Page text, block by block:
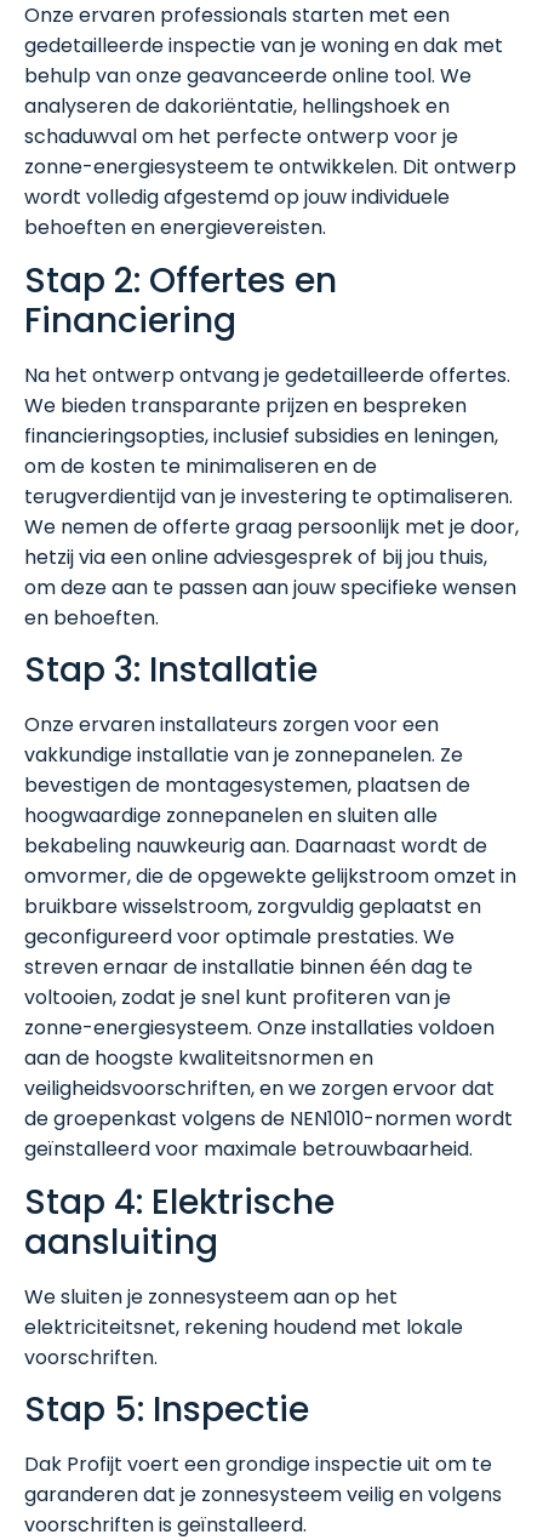
Onze ervaren professionals starten met een
gedetailleerde inspectie van je woning en dak met
behulp van onze geavanceerde online tool. We
analyseren de dakoriëntatie, hellingshoek en
schaduwval om het perfecte ontwerp voor je
zonne-energiesysteem te ontwikkelen. Dit ontwerp
wordt volledig afgestemd op jouw individuele
behoeften en energievereisten.
Stap 2: Offertes en
Financiering
Na het ontwerp ontvang je gedetailleerde offertes.
We bieden transparante prijzen en bespreken
financieringsopties, inclusief subsidies en leningen,
om de kosten te minimaliseren en de
terugverdientijd van je investering te optimaliseren.
We nemen de offerte graag persoonlijk met je door,
hetzij via een online adviesgesprek of bij jou thuis,
om deze aan te passen aan jouw specifieke wensen
en behoeften.
Stap 3: Installatie
Onze ervaren installateurs zorgen voor een
vakkundige installatie van je zonnepanelen. Ze
bevestigen de montagesystemen, plaatsen de
hoogwaardige zonnepanelen en sluiten alle
bekabeling nauwkeurig aan. Daarnaast wordt de
omvormer, die de opgewekte gelijkstroom omzet in
bruikbare wisselstroom, zorgvuldig geplaatst en
geconfigureerd voor optimale prestaties. We
streven ernaar de installatie binnen één dag te
voltooien, zodat je snel kunt profiteren van je
zonne-energiesysteem. Onze installaties voldoen
aan de hoogste kwaliteitsnormen en
veiligheidsvoorschriften, en we zorgen ervoor dat
de groepenkast volgens de NEN1010-normen wordt
geïnstalleerd voor maximale betrouwbaarheid.
Stap 4: Elektrische
aansluiting
We sluiten je zonnesysteem aan op het
elektriciteitsnet, rekening houdend met lokale
voorschriften.
Stap 5: Inspectie
Dak Profijt voert een grondige inspectie uit om te
garanderen dat je zonnesysteem veilig en volgens
voorschriften is geïnstalleerd.